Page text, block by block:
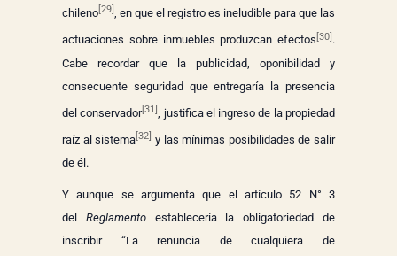
chileno[29], en que el registro es ineludible para que las
actuaciones sobre inmuebles produzcan efectos[30] .
Cabe recordar que la publicidad, oponibilidad y
consecuente seguridad que entregaría la presencia
del conservador[31] , justifica el ingreso de la propiedad
raíz al sistema[32] y las mínimas posibilidades de salir
de él.
Y aunque se argumenta que el artículo 52 N° 3
del Reglamentoestablecería la obligatoriedad de
inscribir “La renuncia de cualquiera de